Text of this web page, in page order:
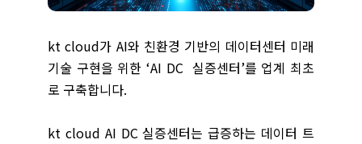
kt cloud가 AI와 친환경 기반의 데이터센터 미래
기술 구현을 위한 ‘AI DC 실증센터’를 업계 최초
로 구축합니다.
kt cloud AI DC 실증센터는 급증하는 데이터 트